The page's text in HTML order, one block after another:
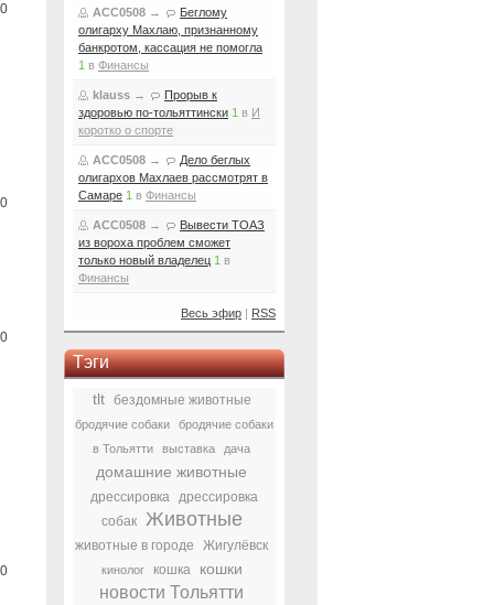
0
0
0
0
ACC0508 →
Беглому
олигарху Махлаю, признанному
банкротом, кассация не помогла
1 в Финансы
klauss →
Прорыв к
здоровью по-тольяттински 1 в И
коротко о спорте
ACC0508 →
Дело беглых
олигархов Махлаев рассмотрят в
Самаре 1 в Финансы
ACC0508 →
Вывести ТОАЗ
из вороха проблем сможет
только новый владелец 1 в
Финансы
Весь эфир | RSS
Тэги
tlt бездомные животные
бродячие собаки
бродячие собаки
в Тольятти
выставка дача
домашние животные
дрессировка дрессировка
собак
Животные
животные в городе Жигулёвск
кинолог кошка кошки
новости Тольятти